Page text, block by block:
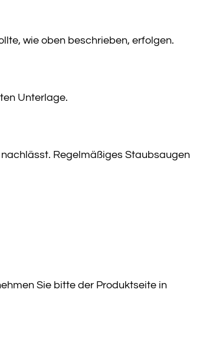
wie oben beschrieben, erfolgen.
Unterlage.
Regelmäßiges Staubsaugen
Sie bitte der Produktseite in